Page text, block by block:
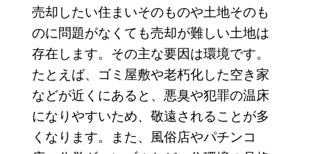
売却したい住まいそのものや土地そのも
のに問題がなくても売却が難しい土地は
存在します。その主な要因は環境です。
たとえば、ゴミ屋敷や老朽化した空き家
などが近くにあると、悪臭や犯罪の温床
になりやすいため、敬遠されることが多
くなります。また、風俗店やパチンコ